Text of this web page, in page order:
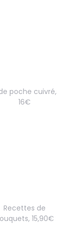
poche cuivré,
16€
Recettes de
15,90€